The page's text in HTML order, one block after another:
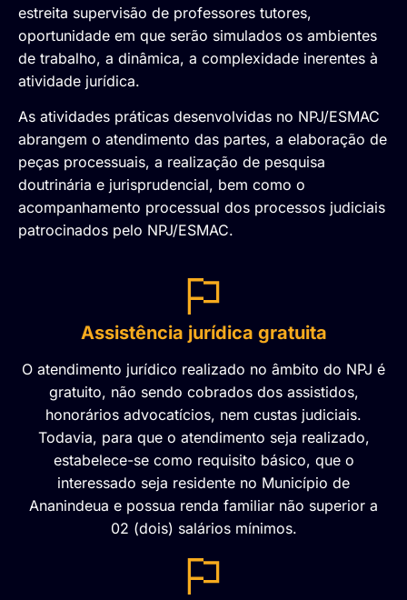
estreita supervisão de professores tutores,
oportunidade em que serão simulados os ambientes
de trabalho, a dinâmica, a complexidade inerentes à
atividade jurídica.
As atividades práticas desenvolvidas no NPJ/ESMAC
abrangem o atendimento das partes, a elaboração de
peças processuais, a realização de pesquisa
doutrinária e jurisprudencial, bem como o
acompanhamento processual dos processos judiciais
patrocinados pelo NPJ/ESMAC.
Assistência jurídica gratuita
O atendimento jurídico realizado no âmbito do NPJ é
gratuito, não sendo cobrados dos assistidos,
honorários advocatícios, nem custas judiciais.
Todavia, para que o atendimento seja realizado,
estabelece-se como requisito básico, que o
interessado seja residente no Município de
Ananindeua e possua renda familiar não superior a
02 (dois) salários mínimos.